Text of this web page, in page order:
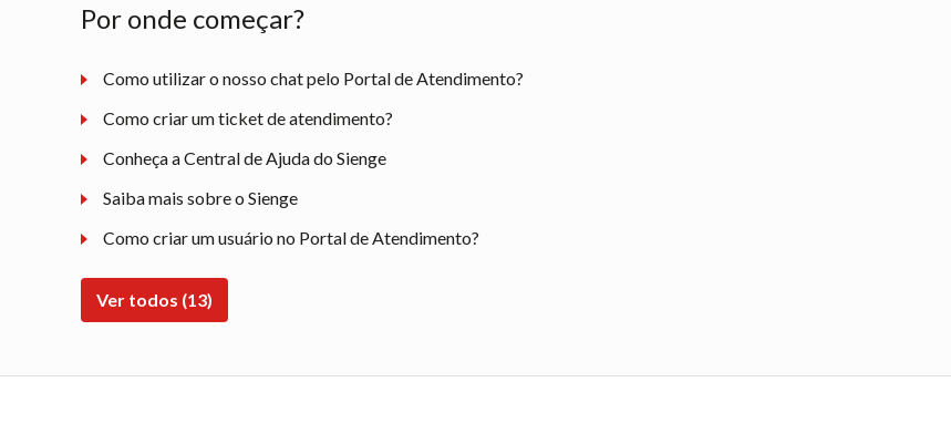
Por onde começar?
Como utilizar o nosso chat pelo Portal de Atendimento?
Como criar um ticket de atendimento?
Conheça a Central de Ajuda do Sienge
Saiba mais sobre o Sienge
Como criar um usuário no Portal de Atendimento?
Ver todos (13)